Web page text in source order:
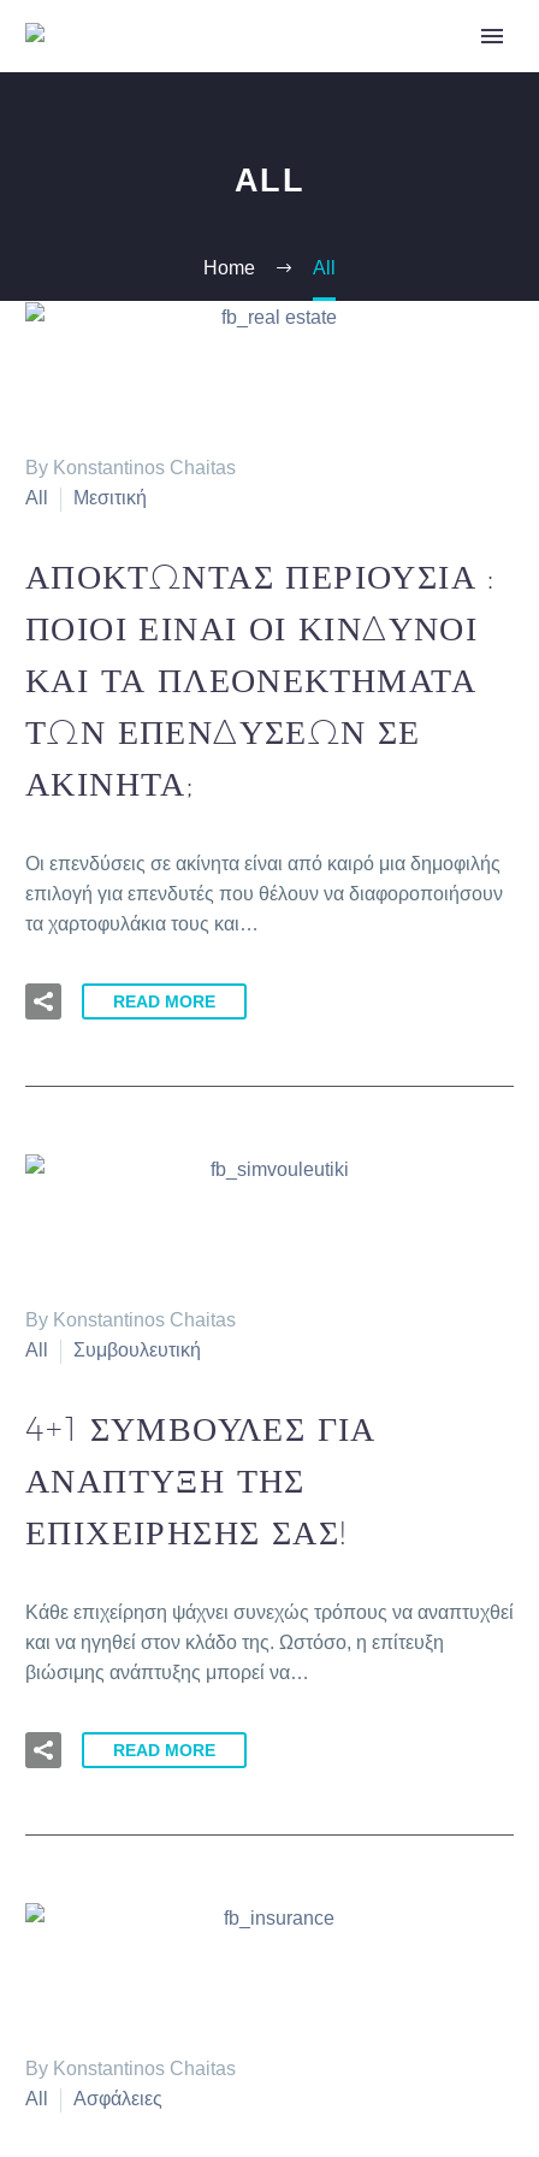
ALL
Home All
By Konstantinos Chaitas
All
Μεσιτική
ΑΠΟΚΤΏΝΤΑΣ ΠΕΡΙΟΥΣΊΑ :
ΠΟΙΟΙ ΕΊΝΑΙ ΟΙ ΚΊΝΔΥΝΟΙ
ΚΑΙ ΤΑ ΠΛΕΟΝΕΚΤΉΜΑΤΑ
ΤΩΝ ΕΠΕΝΔΎΣΕΩΝ ΣΕ
ΑΚΊΝΗΤΑ;
Οι επενδύσεις σε ακίνητα είναι από καιρό μια δημοφιλής
επιλογή για επενδυτές που θέλουν να διαφοροποιήσουν
τα χαρτοφυλάκια τους και…
READ MORE
By Konstantinos Chaitas
All
Συμβουλευτική
4+1 ΣΥΜΒΟΥΛΕΣ ΓΙΑ
ΑΝΑΠΤΥΞΗ ΤΗΣ
ΕΠΙΧΕΙΡΗΣΗΣ ΣΑΣ!
Κάθε επιχείρηση ψάχνει συνεχώς τρόπους να αναπτυχθεί
και να ηγηθεί στον κλάδο της. Ωστόσο, η επίτευξη
βιώσιμης ανάπτυξης μπορεί να…
READ MORE
By Konstantinos Chaitas
All
Ασφάλειες